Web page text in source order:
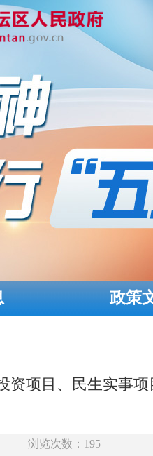
政策
资项目、民生实事
浏览次数： 195